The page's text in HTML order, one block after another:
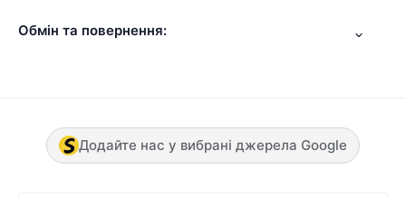
Обмін та повернення:
Додайте нас у вибрані джерела Google